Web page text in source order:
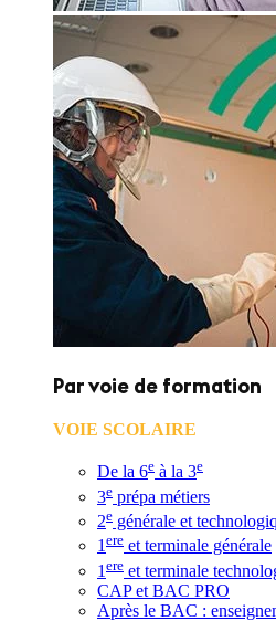
Par voie de formation
VOIE SCOLAIRE
De la 6e à la 3e
3e prépa métiers
2e générale et
1 ere et terminale générale
1 ere et terminale
CAP et BAC PRO
Après le BAC :